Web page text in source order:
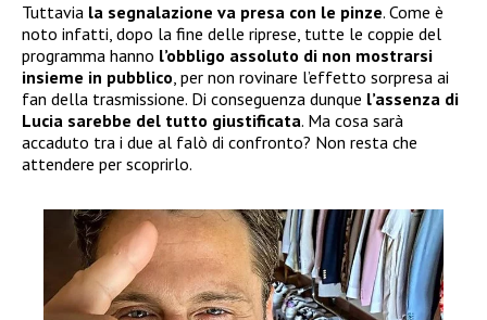
Tuttavia la segnalazione va presa con le pinze. Come è
noto infatti, dopo la fine delle riprese, tutte le coppie del
programma hanno l’obbligo assoluto di non mostrarsi
insieme in pubblico , per non rovinare l’effetto sorpresa ai
fan della trasmissione. Di conseguenza dunque l’assenza di
Lucia sarebbe del tutto giustificata. Ma cosa sarà
accaduto tra i due al falò di confronto? Non resta che
attendere per scoprirlo.